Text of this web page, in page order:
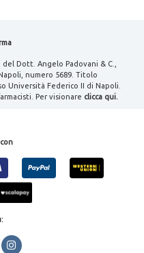
del Dott. Angelo Padovani & C.,
numero 5689. Titolo
Università Federico II di Napoli.
Per visionare clicca qui.